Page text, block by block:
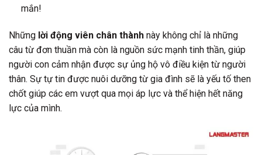
mắn!
Những lời động viên chân thành này không chỉ là những
câu từ đơn thuần mà còn là nguồn sức mạnh tinh thần, giúp
người con cảm nhận được sự ủng hộ vô điều kiện từ người
thân. Sự tự tin được nuôi dưỡng từ gia đình sẽ là yếu tố then
chốt giúp các em vượt qua mọi áp lực và thể hiện hết năng
lực của mình.